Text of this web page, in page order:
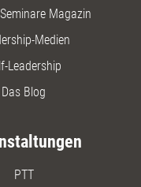
Magazin
Medien
Leadership
Das Blog
PTT